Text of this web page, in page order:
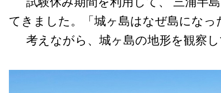
てきました。「城ヶ島はなぜ島になっ
考えながら、城ヶ島の地形を観察